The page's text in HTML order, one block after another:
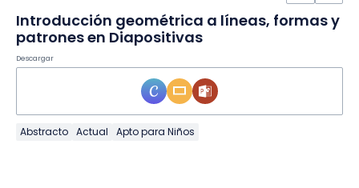
Introducción geométrica a líneas, formas y
patrones en Diapositivas
Descargar
Abstracto Actual Apto para Niños